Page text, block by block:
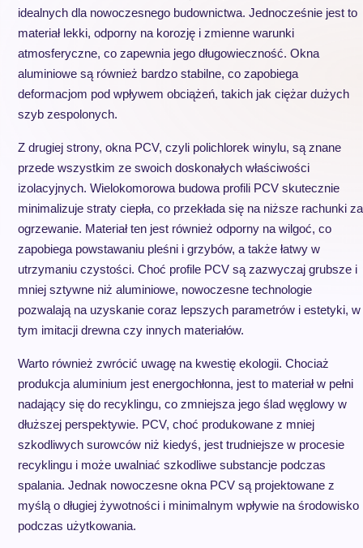
idealnych dla nowoczesnego budownictwa. Jednocześnie jest to
materiał lekki, odporny na korozję i zmienne warunki
atmosferyczne, co zapewnia jego długowieczność. Okna
aluminiowe są również bardzo stabilne, co zapobiega
deformacjom pod wpływem obciążeń, takich jak ciężar dużych
szyb zespolonych.
Z drugiej strony, okna PCV, czyli polichlorek winylu, są znane
przede wszystkim ze swoich doskonałych właściwości
izolacyjnych. Wielokomorowa budowa profili PCV skutecznie
minimalizuje straty ciepła, co przekłada się na niższe rachunki za
ogrzewanie. Materiał ten jest również odporny na wilgoć, co
zapobiega powstawaniu pleśni i grzybów, a także łatwy w
utrzymaniu czystości. Choć profile PCV są zazwyczaj grubsze i
mniej sztywne niż aluminiowe, nowoczesne technologie
pozwalają na uzyskanie coraz lepszych parametrów i estetyki, w
tym imitacji drewna czy innych materiałów.
Warto również zwrócić uwagę na kwestię ekologii. Chociaż
produkcja aluminium jest energochłonna, jest to materiał w pełni
nadający się do recyklingu, co zmniejsza jego ślad węglowy w
dłuższej perspektywie. PCV, choć produkowane z mniej
szkodliwych surowców niż kiedyś, jest trudniejsze w procesie
recyklingu i może uwalniać szkodliwe substancje podczas
spalania. Jednak nowoczesne okna PCV są projektowane z
myślą o długiej żywotności i minimalnym wpływie na środowisko
podczas użytkowania.